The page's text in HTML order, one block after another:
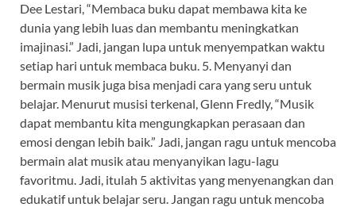
Dee Lestari, “Membaca buku dapat membawa kita ke
dunia yang lebih luas dan membantu meningkatkan
imajinasi.” Jadi, jangan lupa untuk menyempatkan waktu
setiap hari untuk membaca buku. 5. Menyanyi dan
bermain musik juga bisa menjadi cara yang seru untuk
belajar. Menurut musisi terkenal, Glenn Fredly, “Musik
dapat membantu kita mengungkapkan perasaan dan
emosi dengan lebih baik.” Jadi, jangan ragu untuk mencoba
bermain alat musik atau menyanyikan lagu-lagu
favoritmu. Jadi, itulah 5 aktivitas yang menyenangkan dan
edukatif untuk belajar seru. Jangan ragu untuk mencoba